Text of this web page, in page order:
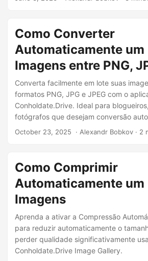
n
Como Converter
Automaticamente um
Imagens entre PNG,
Converta facilmente em lote suas
formatos PNG, JPG e JPEG com o
Conholdate.Drive. Ideal para
fotógrafos que desejam conversão
de imagem ao fazer upload.
October 23, 2025 · Alexandr Bobkov · 2
Como Comprimir
Automaticamente um
Imagens
Aprenda a ativar a Compressão
para reduzir automaticamente o
perder qualidade significativamente
Conholdate.Drive Image Gallery.